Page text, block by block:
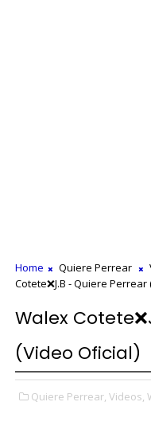
Home Quiere Perrear
Cotete❌J.B - Quiere
Walex
(Video Oficial)
Quiere Perrear, Videos,